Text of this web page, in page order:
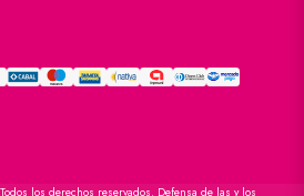
los derechos reservados. Defensa de las y los